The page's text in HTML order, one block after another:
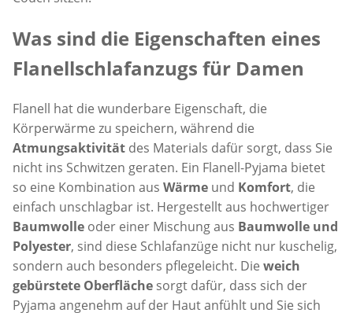
Was sind die Eigenschaften eines
Flanellschlafanzugs für Damen
Flanell hat die wunderbare Eigenschaft, die
Körperwärme zu speichern, während die
Atmungsaktivität des Materials dafür sorgt, dass Sie
nicht ins Schwitzen geraten. Ein Flanell-Pyjama bietet
so eine Kombination aus Wärme und Komfort, die
einfach unschlagbar ist. Hergestellt aus hochwertiger
Baumwolle oder einer Mischung aus Baumwolle und
Polyester, sind diese Schlafanzüge nicht nur kuschelig,
sondern auch besonders pflegeleicht. Die weich
gebürstete Oberfläche sorgt dafür, dass sich der
Pyjama angenehm auf der Haut anfühlt und Sie sich